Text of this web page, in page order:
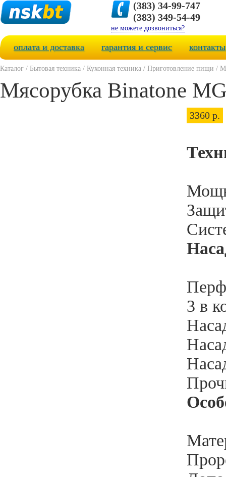
(383) 34-99-747
(383) 349-54-49
не можете дозвониться?
оплата и доставка гарантия и сервис контакты
Каталог / Бытовая техника / Кухонная техника / Приготовление пищи /
Мясорубка Binatone
3360 р.
3 в